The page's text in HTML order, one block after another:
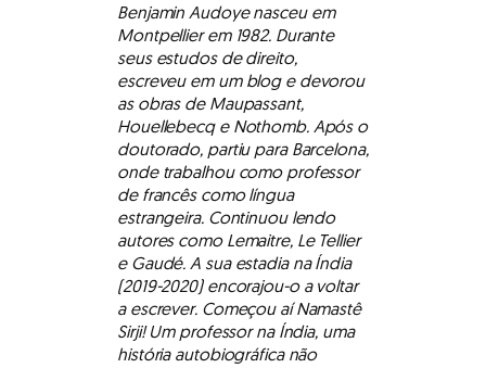
Benjamin Audoye nasceu em
Montpellier em 1982. Durante
seus estudos de direito,
escreveu em um blog e devorou
as obras de Maupassant,
Houellebecq e Nothomb. Após o
doutorado, partiu para Barcelona,
onde trabalhou como professor
de francês como língua
estrangeira. Continuou lendo
autores como Lemaitre, Le Tellier
e Gaudé. A sua estadia na Índia
(2019-2020) encorajou-o a voltar
a escrever. Começou aí Namastê
Sirji! Um professor na Índia, uma
história autobiográfica não